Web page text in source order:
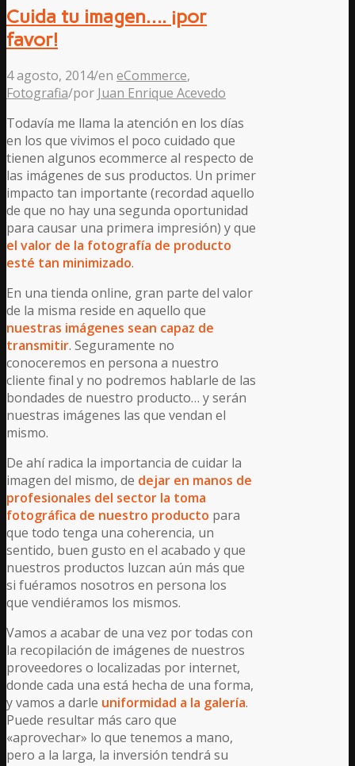
Cuida tu imagen…. ¡por
favor!
4 agosto, 2014/en eCommerce,
Fotografia/por Juan Enrique Acevedo
Todavía me llama la atención en los días
en los que vivimos el poco cuidado que
tienen algunos ecommerce al respecto de
las imágenes de sus productos. Un primer
impacto tan importante (recordad aquello
de que no hay una segunda oportunidad
para causar una primera impresión) y que
el valor de la fotografía de producto
esté tan minimizado.
En una tienda online, gran parte del valor
de la misma reside en aquello que
nuestras imágenes sean capaz de
transmitir. Seguramente no
conoceremos en persona a nuestro
cliente final y no podremos hablarle de las
bondades de nuestro producto… y serán
nuestras imágenes las que vendan el
mismo.
De ahí radica la importancia de cuidar la
imagen del mismo, de dejar en manos de
profesionales del sector la toma
fotográfica de nuestro producto para
que todo tenga una coherencia, un
sentido, buen gusto en el acabado y que
nuestros productos luzcan aún más que
si fuéramos nosotros en persona los
que vendiéramos los mismos.
Vamos a acabar de una vez por todas con
la recopilación de imágenes de nuestros
proveedores o localizadas por internet,
donde cada una está hecha de una forma,
y vamos a darle uniformidad a la galería.
Puede resultar más caro que
«aprovechar» lo que tenemos a mano,
pero a la larga, la inversión tendrá su